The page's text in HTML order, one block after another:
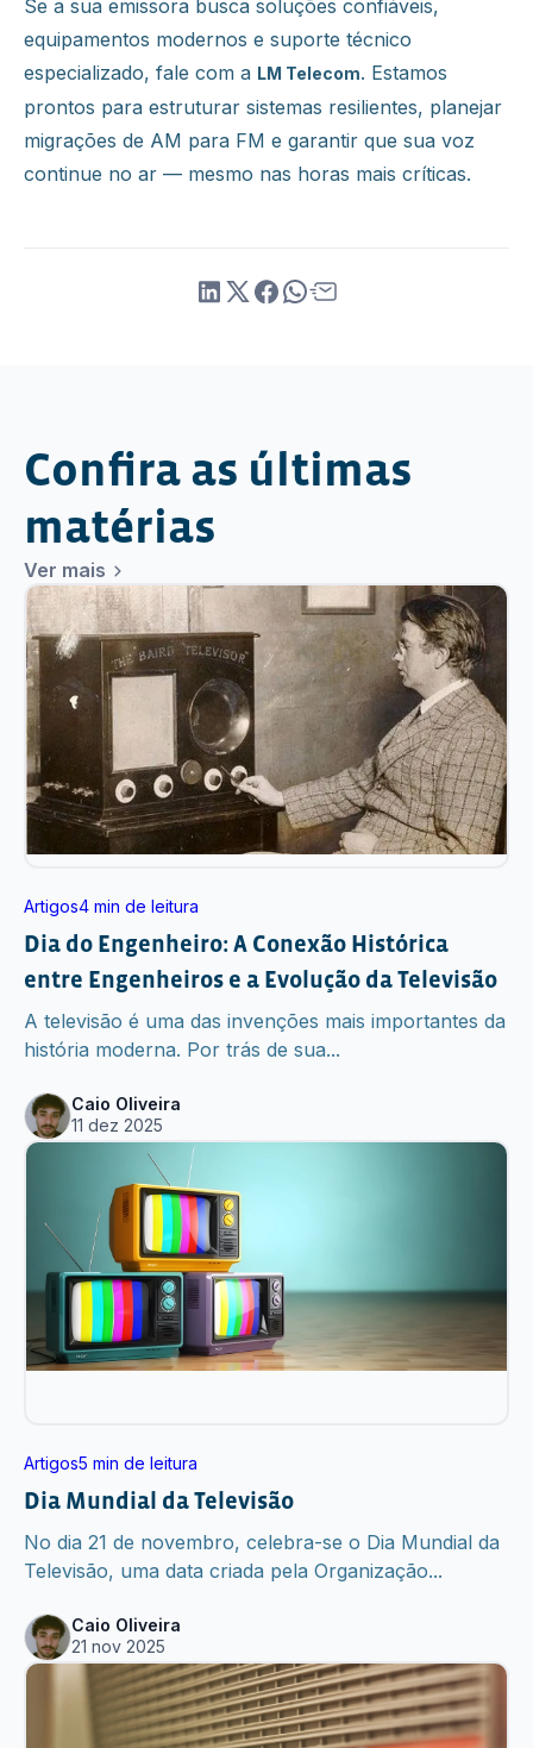
Se a sua emissora busca soluções confiáveis,
equipamentos modernos e suporte técnico
especializado, fale com a LM Telecom. Estamos
prontos para estruturar sistemas resilientes, planejar
migrações de AM para FM e garantir que sua voz
continue no ar — mesmo nas horas mais críticas.
Confira as últimas
matérias
Ver mais
Artigos4 min de leitura
Dia do Engenheiro: A Conexão Histórica
entre Engenheiros e a Evolução da Televisão
A televisão é uma das invenções mais importantes da
história moderna. Por trás de sua...
Caio Oliveira
11 dez 2025
Artigos5 min de leitura
Dia Mundial da Televisão
No dia 21 de novembro, celebra-se o Dia Mundial da
Televisão, uma data criada pela Organização...
Caio Oliveira
21 nov 2025